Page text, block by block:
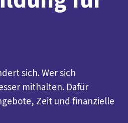
sich. Wer sich
mithalten. Dafür
Zeit und finanzielle